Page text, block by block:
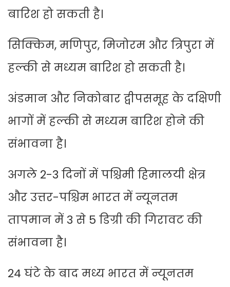
बारिश हो सकती है।
सिक्किम, मणिपुर, मिजोरम और त्रिपुरा में
हल्की से मध्यम बारिश हो सकती है।
अंडमान और निकोबार द्वीपसमूह के दक्षिणी
भागों में हल्की से मध्यम बारिश होने की
संभावना है।
अगले 2-3 दिनों में पश्चिमी हिमालयी क्षेत्र
और उत्तर-पश्चिम भारत में न्यूनतम
तापमान में 3 से 5 डिग्री की गिरावट की
संभावना है।
24 घंटे के बाद मध्य भारत में न्यूनतम